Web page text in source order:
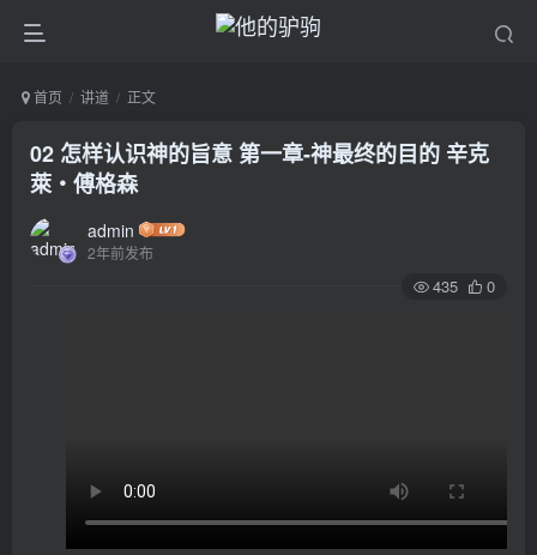
首页 讲道 正文
02 怎样认识神的旨意 第一章-神最终的目的 辛克
萊‧傅格森
admin
2年前发布
435 0